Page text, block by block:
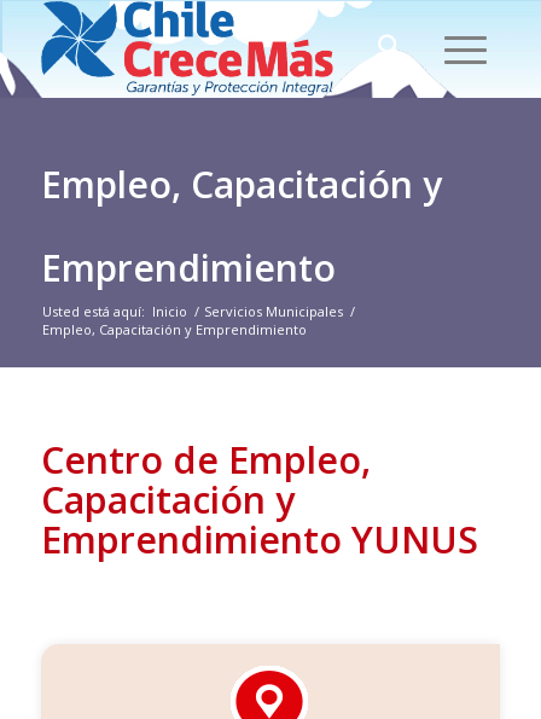
Empleo, Capacitación y
Emprendimiento
Usted está aquí: Inicio / Servicios Municipales /
Empleo, Capacitación y Emprendimiento
Centro de Empleo,
Capacitación y
Emprendimiento YUNUS